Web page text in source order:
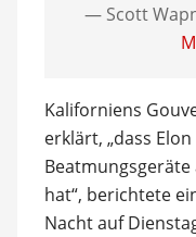
— Scott
Kaliforniens
erklärt, „dass
hat“, berichtete
Nacht auf